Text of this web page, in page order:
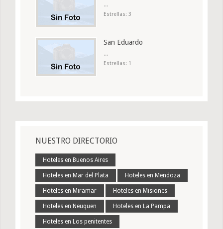
...
Estrellas: 3
San Eduardo
...
Estrellas: 1
NUESTRO DIRECTORIO
Hoteles en Buenos Aires
Hoteles en Mar del Plata Hoteles en Mendoza
Hoteles en Miramar Hoteles en Misiones
Hoteles en Neuquen Hoteles en La Pampa
Hoteles en Los penitentes